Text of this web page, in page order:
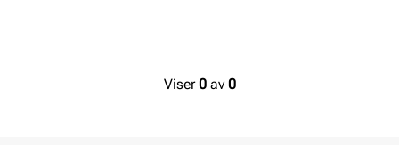
Viser0av 0